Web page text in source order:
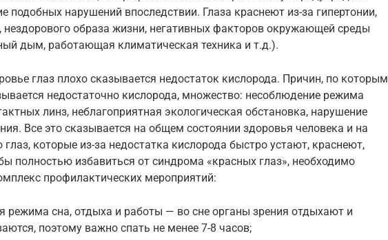
подобных нарушений впоследствии. Глаза краснеют из-за гипертонии,
нездорового образа жизни, негативных факторов окружающей среды
дым, работающая климатическая техника и т.д.).
глаз плохо сказывается недостаток кислорода. Причин, по которым
недостаточно кислорода, множество: несоблюдение режима
линз, неблагоприятная экологическая обстановка, нарушение
Все это сказывается на общем состоянии здоровья человека и на
глаз, которые из-за недостатка кислорода быстро устают, краснеют,
полностью избавиться от синдрома «красных глаз», необходимо
профилактических мероприятий:
режима сна, отдыха и работы — во сне органы зрения отдыхают и
поэтому важно спать не менее 7-8 часов;